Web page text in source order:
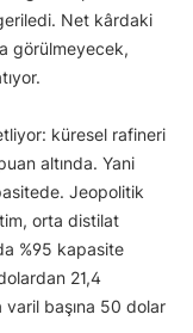
Net kârdaki
görülmeyecek,
küresel rafineri
altında. Yani
Jeopolitik
orta distilat
%95 kapasite
21,4
varil başına 50 dolar